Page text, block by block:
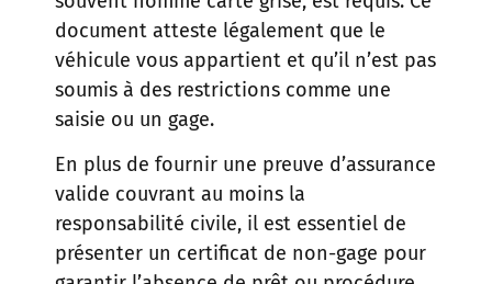
document atteste légalement que le
véhicule vous appartient et qu’il n’est pas
soumis à des restrictions comme une
saisie ou un gage.
En plus de fournir une preuve d’assurance
valide couvrant au moins la
responsabilité civile, il est essentiel de
présenter un certificat de non-gage pour